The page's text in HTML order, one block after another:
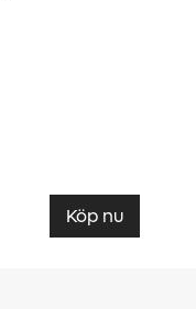
Köp nu